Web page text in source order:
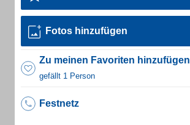
Fotos hinzufügen
Zu meinen Favoriten hinzufügen
gefällt 1 Person
Festnetz